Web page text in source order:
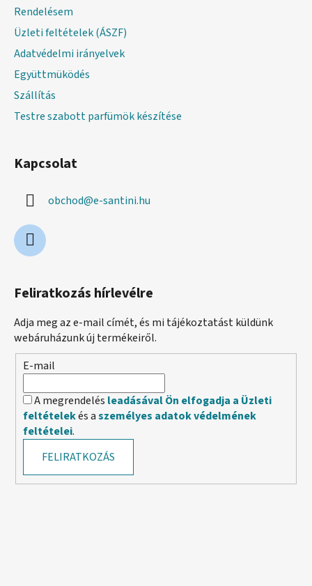
Rendelésem
Üzleti feltételek (ÁSZF)
Adatvédelmi irányelvek
Együttmüködés
Szállítás
Testre szabott parfümök készítése
Kapcsolat
obchod@e-santini.hu
Feliratkozás hírlevélre
Adja meg az e-mail címét, és mi tájékoztatást küldünk
webáruházunk új termékeiről.
E-mail
A megrendelés leadásával Ön elfogadja a Üzleti
feltételekés aszemélyes adatok védelmének
feltételei.
FELIRATKOZÁS